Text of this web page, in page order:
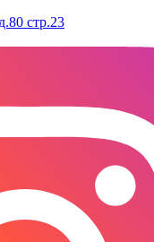
стр.23